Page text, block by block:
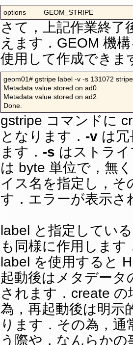
options         GEOM_STRIPE
さて，上記作業終了
えます．GEOM 機
使用して作成できま
geom01# gstripe label -v -s 131072
Metadata value stored on ad0.
Metadata value stored on ad2.
Done.
gstripe コマンドに
となります． -v は
ます． -s はストラ
は byte 単位で，無
イス名を指定し，
す．エラーが表示さ
label と指定してい
も同様に作用しま
label を使用すると
起動後はメタデータ
されます．create
為，再起動後は明示
ります．その為，
う際や，なんらか